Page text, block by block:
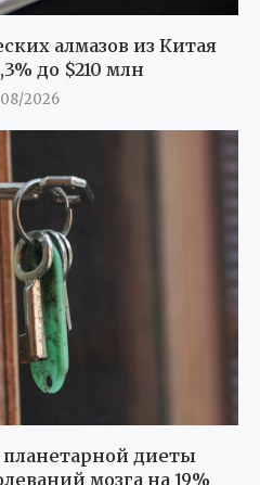
алмазов из Китая
до $210 млн
2026
диеты
мозга на 19%